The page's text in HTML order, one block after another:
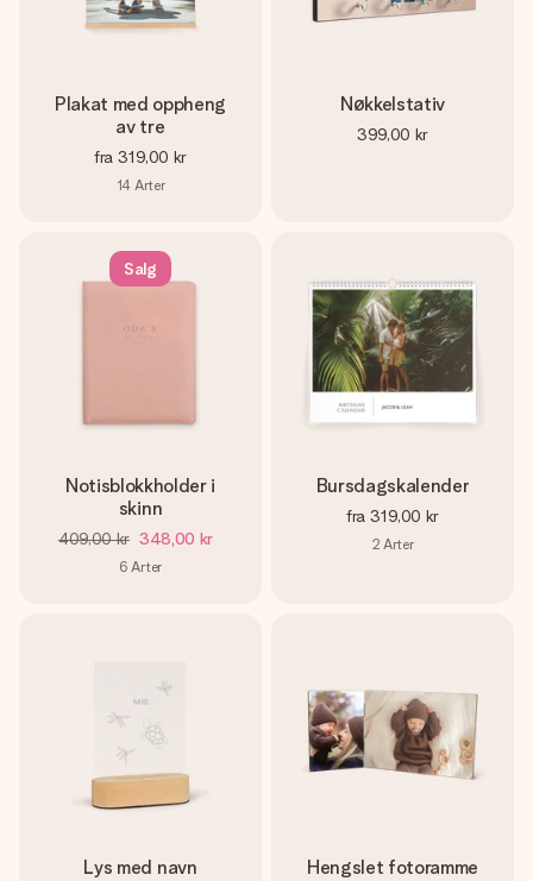
Plakat med oppheng
av tre
fra 319,00 kr
14 Arter
Nøkkelstativ
399,00 kr
Salg
Notisblokkholder i
skinn
409,00 kr 348,00 kr
6 Arter
Bursdagskalender
fra 319,00 kr
2 Arter
Lys med navn Hengslet fotoramme